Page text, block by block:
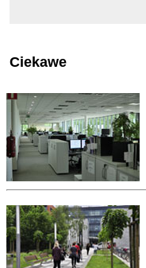
Ciekawe